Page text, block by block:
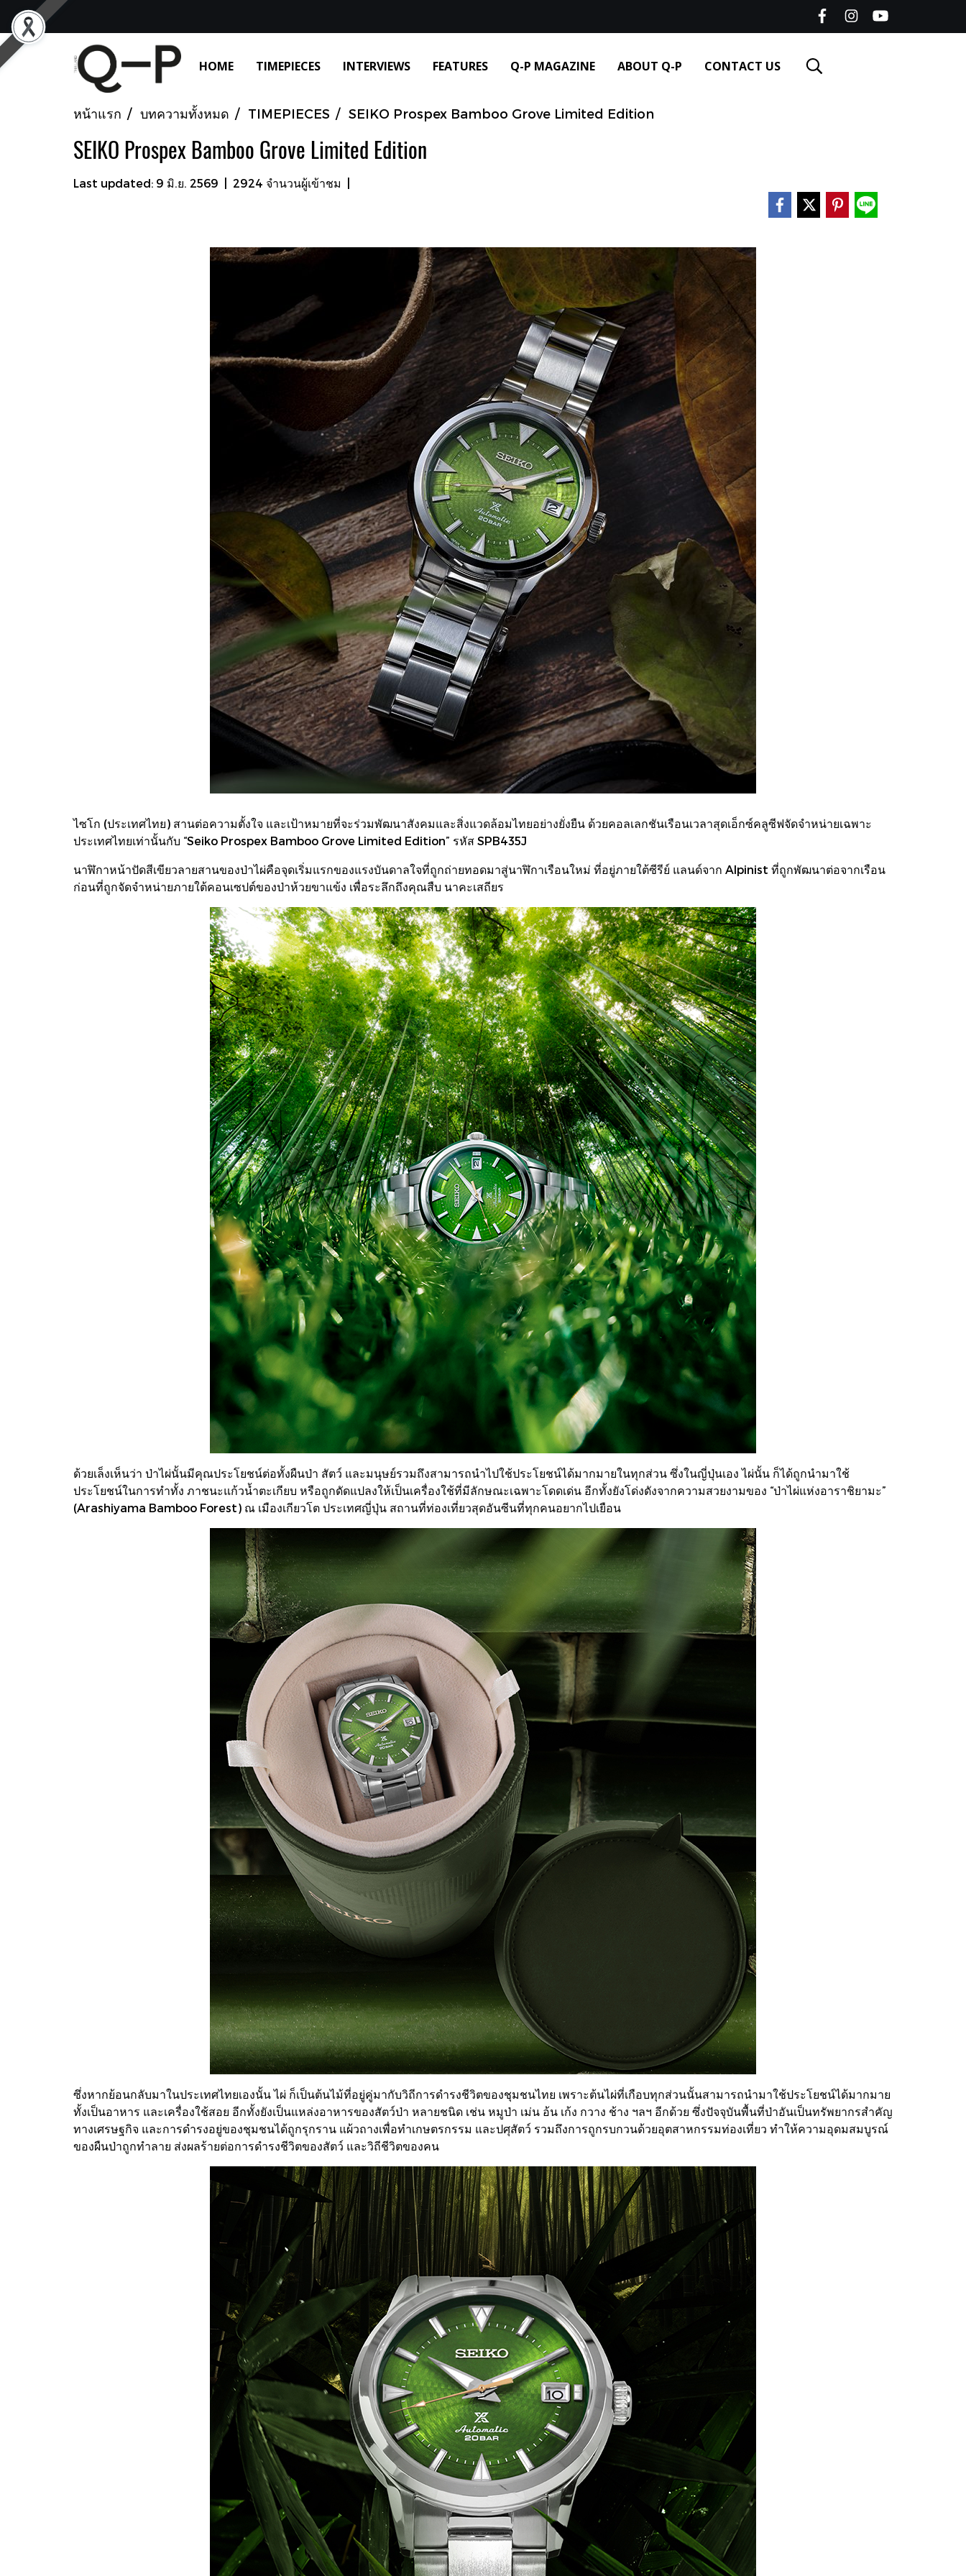
HOME TIMEPIECES INTERVIEWS FEATURES Q-P MAGAZINE ABOUT Q-P CONTACT US
หน้าแรก บทความทั้งหมด TIMEPIECES SEIKO Prospex Bamboo Grove Limited Edition
SEIKO Prospex Bamboo Grove Limited Edition
Last updated: 9 มิ.ย. 2569 2924 จำนวนผู้เข้าชม
ไซโก (ประเทศไทย) สานต่อความตั้งใจ และเป้าหมายที่จะร่วมพัฒนาสังคมและสิ่งแวดล้อมไทยอย่างยั่งยืน ด้วยคอลเลกชันเรือนเวลาสุดเอ็กซ์คลูซีฟจัดจำหน่ายเฉพาะ
ประเทศไทยเท่านั้นกับ “Seiko Prospex Bamboo Grove Limited Edition” รหัส SPB435J
นาฬิกาหน้าปัดสีเขียวลายสานของป่าไผ่คือจุดเริ่มแรกของแรงบันดาลใจที่ถูกถ่ายทอดมาสู่นาฬิกาเรือนใหม่ ที่อยู่ภายใต้ซีรีย์ แลนด์จาก Alpinist ที่ถูกพัฒนาต่อจากเรือน
ก่อนที่ถูกจัดจำหน่ายภายใต้คอนเซปต์ของป่าห้วยขาแข้ง เพื่อระลึกถึงคุณสืบ นาคะเสถียร
ด้วยเล็งเห็นว่า ป่าไผ่นั้นมีคุณประโยชน์ต่อทั้งผืนป่า สัตว์ และมนุษย์รวมถึงสามารถนำไปใช้ประโยชน์ได้มากมายในทุกส่วน ซึ่งในญี่ปุ่นเอง ไผ่นั้น ก็ได้ถูกนำมาใช้
ประโยชน์ในการทำทั้ง ภาชนะแก้วน้ำตะเกียบ หรือถูกดัดแปลงให้เป็นเครื่องใช้ที่มีลักษณะเฉพาะโดดเด่น อีกทั้งยังโด่งดังจากความสวยงามของ “ป่าไผ่แห่งอาราชิยามะ”
(Arashiyama Bamboo Forest) ณ เมืองเกียวโต ประเทศญี่ปุ่น สถานที่ท่องเที่ยวสุดอันซีนที่ทุกคนอยากไปเยือน
ซึ่งหากย้อนกลับมาในประเทศไทยเองนั้น ไผ่ ก็เป็นต้นไม้ที่อยู่คู่มากับวิถีการดำรงชีวิตของชุมชนไทย เพราะต้นไผ่ที่เกือบทุกส่วนนั้นสามารถนำมาใช้ประโยชน์ได้มากมาย
ทั้งเป็นอาหาร และเครื่องใช้สอย อีกทั้งยังเป็นแหล่งอาหารของสัตว์ป่า หลายชนิด เช่น หมูป่า เม่น อ้น เก้ง กวาง ช้าง ฯลฯ อีกด้วย ซึ่งปัจจุบันพื้นที่ป่าอันเป็นทรัพยากรสำคัญ
ทางเศรษฐกิจ และการดำรงอยู่ของชุมชนได้ถูกรุกราน แผ้วถางเพื่อทำเกษตรกรรม และปศุสัตว์ รวมถึงการถูกรบกวนด้วยอุตสาหกรรมท่องเที่ยว ทำให้ความอุดมสมบูรณ์
ของผืนป่าถูกทำลาย ส่งผลร้ายต่อการดำรงชีวิตของสัตว์ และวิถีชีวิตของคน